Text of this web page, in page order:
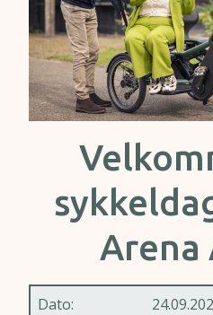
Arena
Dato: